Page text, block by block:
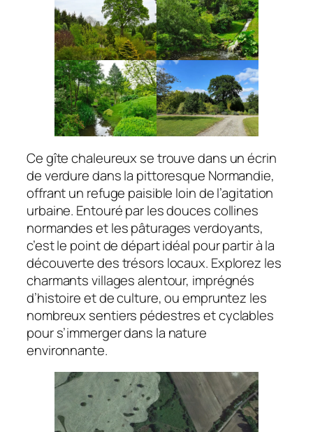
Ce gîte chaleureux se trouve dans un écrin
de verdure dans la pittoresque Normandie,
offrant un refuge paisible loin de l’agitation
urbaine. Entouré par les douces collines
normandes et les pâturages verdoyants,
c’est le point de départ idéal pour partir à la
découverte des trésors locaux. Explorez les
charmants villages alentour, imprégnés
d’histoire et de culture, ou empruntez les
nombreux sentiers pédestres et cyclables
pour s’immerger dans la nature
environnante.